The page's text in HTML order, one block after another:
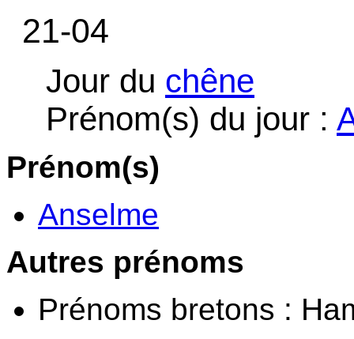
21-04
Jour du chêne
Prénom(s) du jour :
Prénom(s)
Anselme
Autres prénoms
Prénoms bretons :